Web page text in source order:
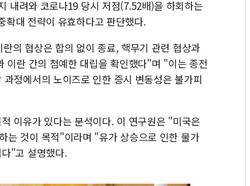
내려와 코로나19 당시 저점(7.52배)을 하회하는
대 전략이 유효하다고 판단했다.
의 협상은 합의 없이 종료, 핵무기 관련 협상과
이란 간의 첨예한 대립을 확인했다"며 "이는 종전
정에서의 노이즈로 인한 증시 변동성은 불가피
이유가 있다는 분석이다. 이 연구원은 "미국은
는 것이 목적"이라며 "유가 상승으로 인한 물가
"고 설명했다.